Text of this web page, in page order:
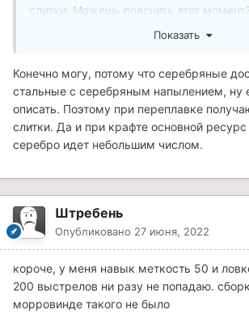
слитки. Можешь пояснить этот
Показать
Конечно могу, потому что серебряные
стальные с серебряным напылением, ну
описать. Поэтому при переплавке
слитки. Да и при крафте основной ресурс
серебро идет небольшим числом.
Штребень
Опубликовано 27 июня, 2022
короче, у меня навык меткость 50 и
200 выстрелов ни разу не попадаю.
морровинде такого не было